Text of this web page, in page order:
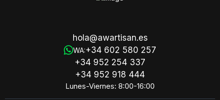
hola@awartisan.es
WA:+34 602 580 257
+34 952 254 337
+34 952 918 444
Lunes-Viernes: 8:00-16:00